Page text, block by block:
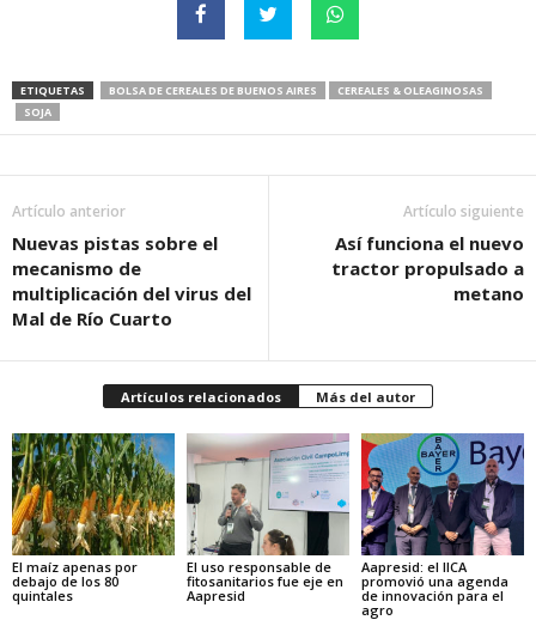
ETIQUETAS BOLSA DE CEREALES DE BUENOS AIRES
CEREALES & OLEAGINOSAS
SOJA
Artículo anterior
Nuevas pistas sobre el
mecanismo de
multiplicación del virus del
Mal de Río Cuarto
Artículo siguiente
Así funciona el nuevo
tractor propulsado a
metano
Artículos relacionados Más del autor
El maíz apenas por
debajo de los 80
quintales
El uso responsable de
fitosanitarios fue eje en
Aapresid
Aapresid: el IICA
promovió una agenda
de innovación para el
agro